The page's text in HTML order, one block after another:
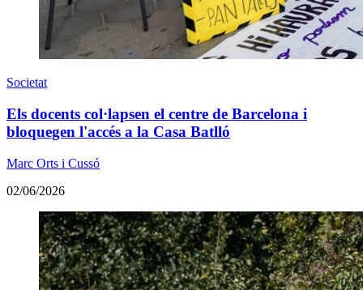
Societat
Els docents col·lapsen el centre de Barcelona i
bloquegen l'accés a la Casa Batlló
Marc Orts i Cussó
02/06/2026